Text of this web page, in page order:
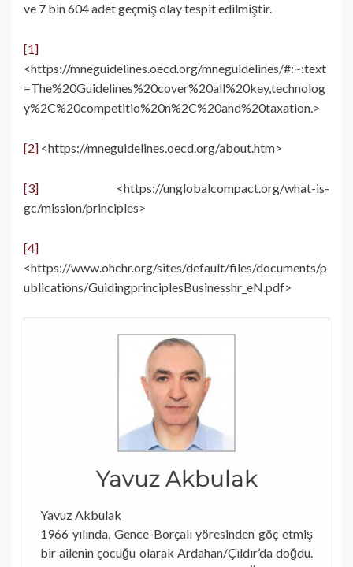
ve 7 bin 604 adet geçmiş olay tespit edilmiştir.
[1]
<https://mneguidelines.oecd.org/mneguidelines/#:~:text
=The%20Guidelines%20cover%20all%20key,technolog
y%2C%20competitio%20n%2C%20and%20taxation.>
[2] <https://mneguidelines.oecd.org/about.htm>
[3] <https://unglobalcompact.org/what-is-
gc/mission/principles>
[4]
<https://www.ohchr.org/sites/default/files/documents/p
ublications/GuidingprinciplesBusinesshr_eN.pdf>
Yavuz Akbulak
Yavuz Akbulak
1966 yılında, Gence-Borçalı yöresinden göç etmiş
bir ailenin çocuğu olarak Ardahan/Çıldır’da doğdu.